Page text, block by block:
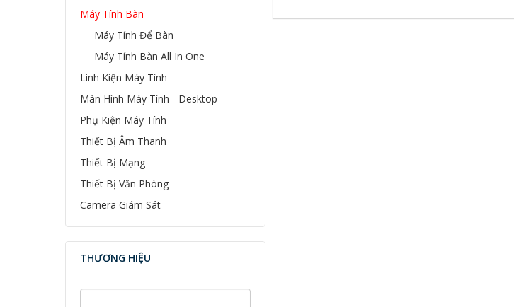
Máy Tính Bàn
Máy Tính Để Bàn
Máy Tính Bàn All In One
Linh Kiện Máy Tính
Màn Hình Máy Tính - Desktop
Phụ Kiện Máy Tính
Thiết Bị Âm Thanh
Thiết Bị Mạng
Thiết Bị Văn Phòng
Camera Giám Sát
THƯƠNG HIỆU